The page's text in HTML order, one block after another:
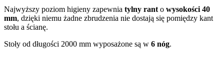
Najwyższy poziom higieny zapewnia tylny rant o wysokości 40
mm, dzięki niemu żadne zbrudzenia nie dostają się pomiędzy kant
stołu a ścianę.
Stoły od długości 2000 mm wyposażone są w 6 nóg.